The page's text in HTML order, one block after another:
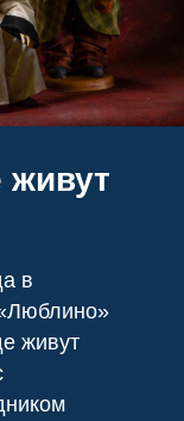
живут
в
живут